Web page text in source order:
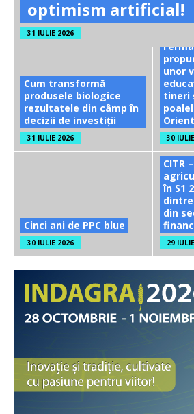
optimism artificial!
31 IULIE 2026
Cum transformă
produsele biologice
rezultatele din câmp în
decizii de investiții
31 IULIE 2026
unor
tineri
30
Cinci ani de PPC blue
30 IULIE 2026
CITR
în S1
din
29